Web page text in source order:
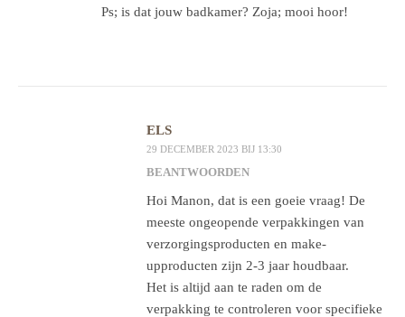
Ps; is dat jouw badkamer? Zoja; mooi hoor!
ELS
29 DECEMBER 2023 BIJ 13:30
BEANTWOORDEN
Hoi Manon, dat is een goeie vraag! De
meeste ongeopende verpakkingen van
verzorgingsproducten en make-
upproducten zijn 2-3 jaar houdbaar.
Het is altijd aan te raden om de
verpakking te controleren voor specifieke